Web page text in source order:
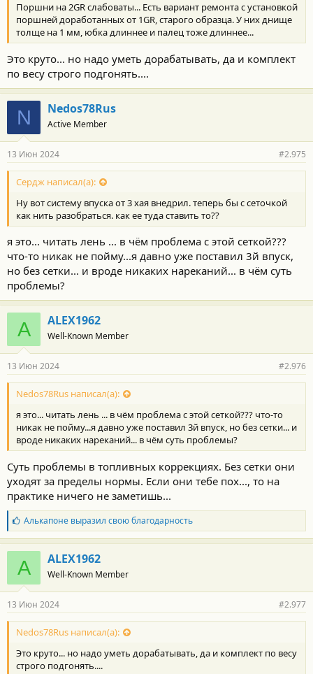
Поршни на 2GR слабоваты... Есть вариант ремонта с установкой
поршней доработанных от 1GR, старого образца. У них днище
толще на 1 мм, юбка длиннее и палец тоже длиннее...
Это круто... но надо уметь дорабатывать, да и комплект
по весу строго подгонять....
N Nedos78Rus
Active Member
13 Июн 2024 #2.975
Сердж написал(а):
Ну вот систему впуска от 3 хая внедрил. теперь бы с сеточкой
как нить разобраться. как ее туда ставить то??
я это... читать лень ... в чём проблема с этой сеткой???
что-то никак не пойму...я давно уже поставил 3й впуск,
но без сетки... и вроде никаких нареканий... в чём суть
проблемы?
A ALEX1962
Well-Known Member
13 Июн 2024 #2.976
Nedos78Rus написал(а):
я это... читать лень ... в чём проблема с этой сеткой??? что-то
никак не пойму...я давно уже поставил 3й впуск, но без сетки... и
вроде никаких нареканий... в чём суть проблемы?
Суть проблемы в топливных коррекциях. Без сетки они
уходят за пределы нормы. Если они тебе пох..., то на
практике ничего не заметишь...
Б
л
а
г
о
д
а
н
о
с
и
:
Алькапоневыразил свою благодарность
A ALEX1962
Well-Known Member
13 Июн 2024 #2.977
Nedos78Rus написал(а):
Это круто... но надо уметь дорабатывать, да и комплект по весу
строго подгонять....